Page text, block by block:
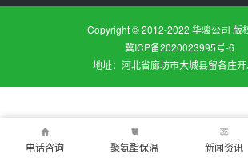
Copyright © 2012-2022 华骏公司 版
冀ICP备2020023995号-6
地址：河北省廊坊市大城县留各庄
电话咨询 聚氨酯保温 新闻资讯